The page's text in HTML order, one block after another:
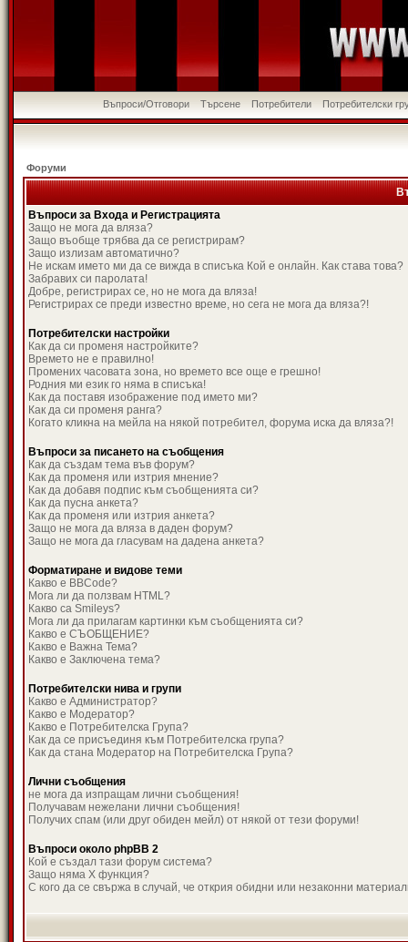
Въпроси/Отговори Търсене Потребители Потребителски
Форуми
Въпроси за Входа и Регистрацията
Защо не мога да вляза?
Защо въобще трябва да се регистрирам?
Защо излизам автоматично?
Не искам името ми да се вижда в списъка Кой е онлайн. Как става това?
Забравих си паролата!
Добре, регистрирах се, но не мога да вляза!
Регистрирах се преди известно време, но сега не мога да вляза?!
Потребителски настройки
Как да си променя настройките?
Времето не е правилно!
Промених часовата зона, но времето все още е грешно!
Родния ми език го няма в списъка!
Как да поставя изображение под името ми?
Как да си променя ранга?
Когато кликна на мейла на някой потребител, форума иска да вляза?!
Въпроси за писането на съобщения
Как да създам тема във форум?
Как да променя или изтрия мнение?
Как да добавя подпис към съобщенията си?
Как да пусна анкета?
Как да променя или изтрия анкета?
Защо не мога да вляза в даден форум?
Защо не мога да гласувам на дадена анкета?
Форматиране и видове теми
Какво е BBCode?
Мога ли да ползвам HTML?
Какво са Smileys?
Мога ли да прилагам картинки към съобщенията си?
Какво е СЪОБЩЕНИЕ?
Какво е Важна Тема?
Какво е Заключена тема?
Потребителски нива и групи
Какво е Администратор?
Какво е Модератор?
Какво е Потребителска Група?
Как да се присъединя към Потребителска група?
Как да стана Модератор на Потребителска Група?
Лични съобщения
не мога да изпращам лични съобщения!
Получавам нежелани лични съобщения!
Получих спам (или друг обиден мейл) от някой от тези форуми!
Въпроси около phpBB 2
Кой е създал тази форум система?
Защо няма X функция?
С кого да се свържа в случай, че открия обидни или незаконни